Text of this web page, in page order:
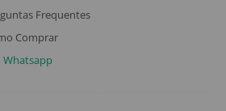
Frequentes
Comprar
Whatsapp